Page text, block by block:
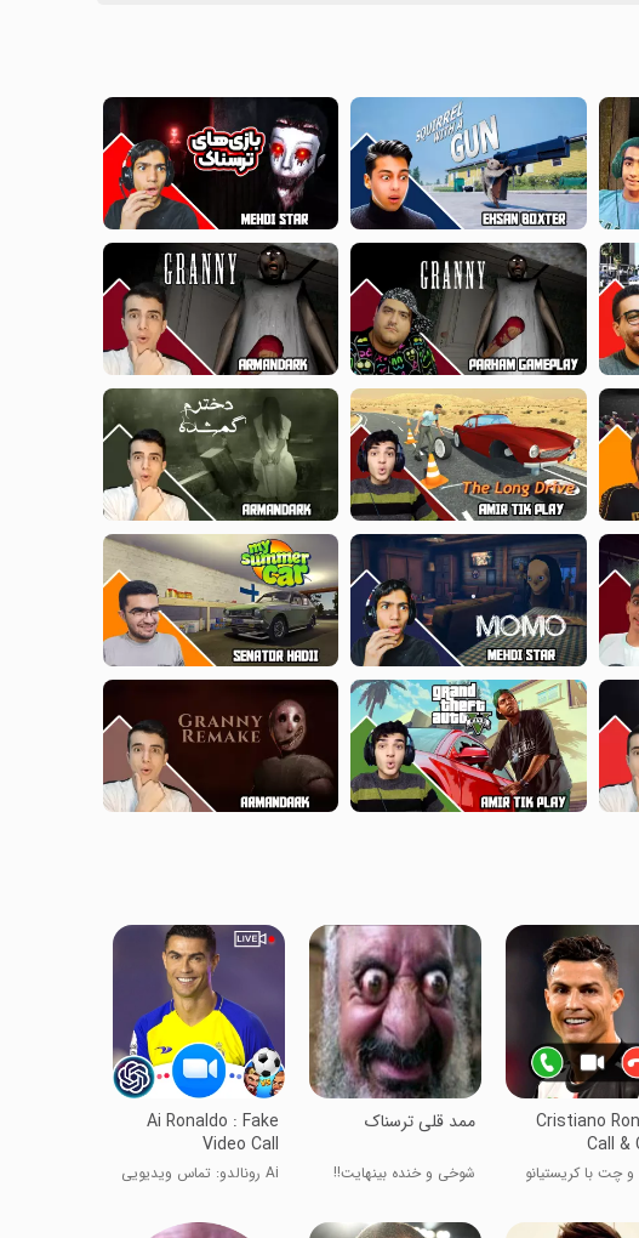
Cristiano
Call &
چت با کریستیانو
ممد قلی ترسناک
شوخی و خنده بینهایت!!
Ai Ronaldo : Fake
Video Call
Ai رونالدو: تماس ویدیویی